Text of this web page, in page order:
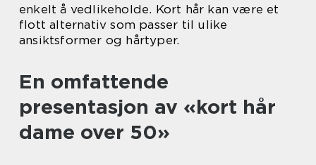
enkelt å vedlikeholde. Kort hår kan være et
flott alternativ som passer til ulike
ansiktsformer og hårtyper.
En omfattende
presentasjon av «kort hår
dame over 50»